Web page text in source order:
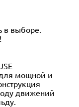
в выборе.
для мощной и
движений